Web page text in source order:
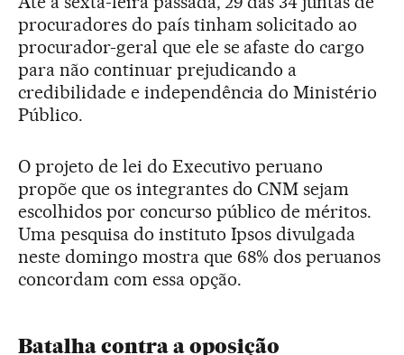
procuradores do país tinham solicitado ao
procurador-geral que ele se afaste do cargo
para não continuar prejudicando a
credibilidade e independência do Ministério
Público.
O projeto de lei do Executivo peruano
propõe que os integrantes do CNM sejam
escolhidos por concurso público de méritos.
Uma pesquisa do instituto Ipsos divulgada
neste domingo mostra que 68% dos peruanos
concordam com essa opção.
Batalha contra a oposição